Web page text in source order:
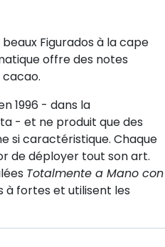
Figurados à la cape
offre des notes
cacao.
1996 - dans la
- et ne produit que des
si caractéristique. Chaque
de déployer tout son art.
Totalmente a Mano con
à fortes et utilisent les